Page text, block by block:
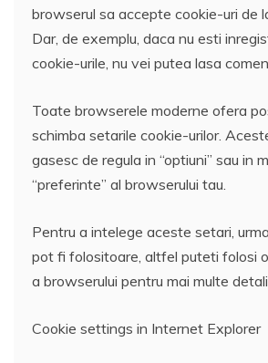
browserul sa accepte cookie-uri de
Dar, de exemplu, daca nu esti
cookie-urile, nu vei putea lasa
Toate browserele moderne ofera
schimba setarile cookie-urilor.
gasesc de regula in “optiuni” sau in
“preferinte” al browserului tau.
Pentru a intelege aceste setari,
pot fi folositoare, altfel puteti folosi
a browserului pentru mai multe
Cookie settings in Internet Explorer